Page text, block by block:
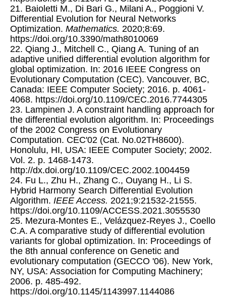
21. Baioletti M., Di Bari G., Milani A., Poggioni V.
Differential Evolution for Neural Networks
Optimization. Mathematics. 2020;8:69.
https://doi.org/10.3390/math8010069
22. Qiang J., Mitchell C., Qiang A. Tuning of an
adaptive unified differential evolution algorithm for
global optimization. In: 2016 IEEE Congress on
Evolutionary Computation (CEC). Vancouver, BC,
Canada: IEEE Computer Society; 2016. p. 4061-
4068. https://doi.org/10.1109/CEC.2016.7744305
23. Lampinen J. A constraint handling approach for
the differential evolution algorithm. In: Proceedings
of the 2002 Congress on Evolutionary
Computation. CEC'02 (Cat. No.02TH8600).
Honolulu, HI, USA: IEEE Computer Society; 2002.
Vol. 2. p. 1468-1473.
http://dx.doi.org/10.1109/CEC.2002.1004459
24. Fu L., Zhu H., Zhang C., Ouyang H., Li S.
Hybrid Harmony Search Differential Evolution
Algorithm. IEEE Access. 2021;9:21532-21555.
https://doi.org/10.1109/ACCESS.2021.3055530
25. Mezura-Montes E., Velázquez-Reyes J., Coello
C.A. A comparative study of differential evolution
variants for global optimization. In: Proceedings of
the 8th annual conference on Genetic and
evolutionary computation (GECCO '06). New York,
NY, USA: Association for Computing Machinery;
2006. p. 485-492.
https://doi.org/10.1145/1143997.1144086